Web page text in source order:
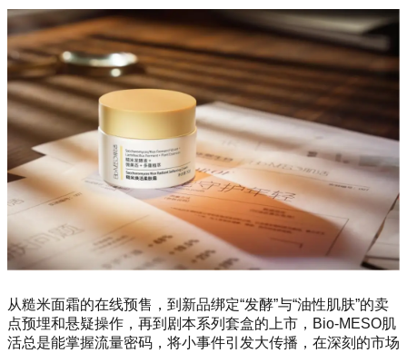
从糙米面霜的在线预售，到新品绑定“发酵”与“油性肌肤”的卖
点预埋和悬疑操作，再到剧本系列套盒的上市，Bio-MESO肌
活总是能掌握流量密码，将小事件引发大传播，在深刻的市场